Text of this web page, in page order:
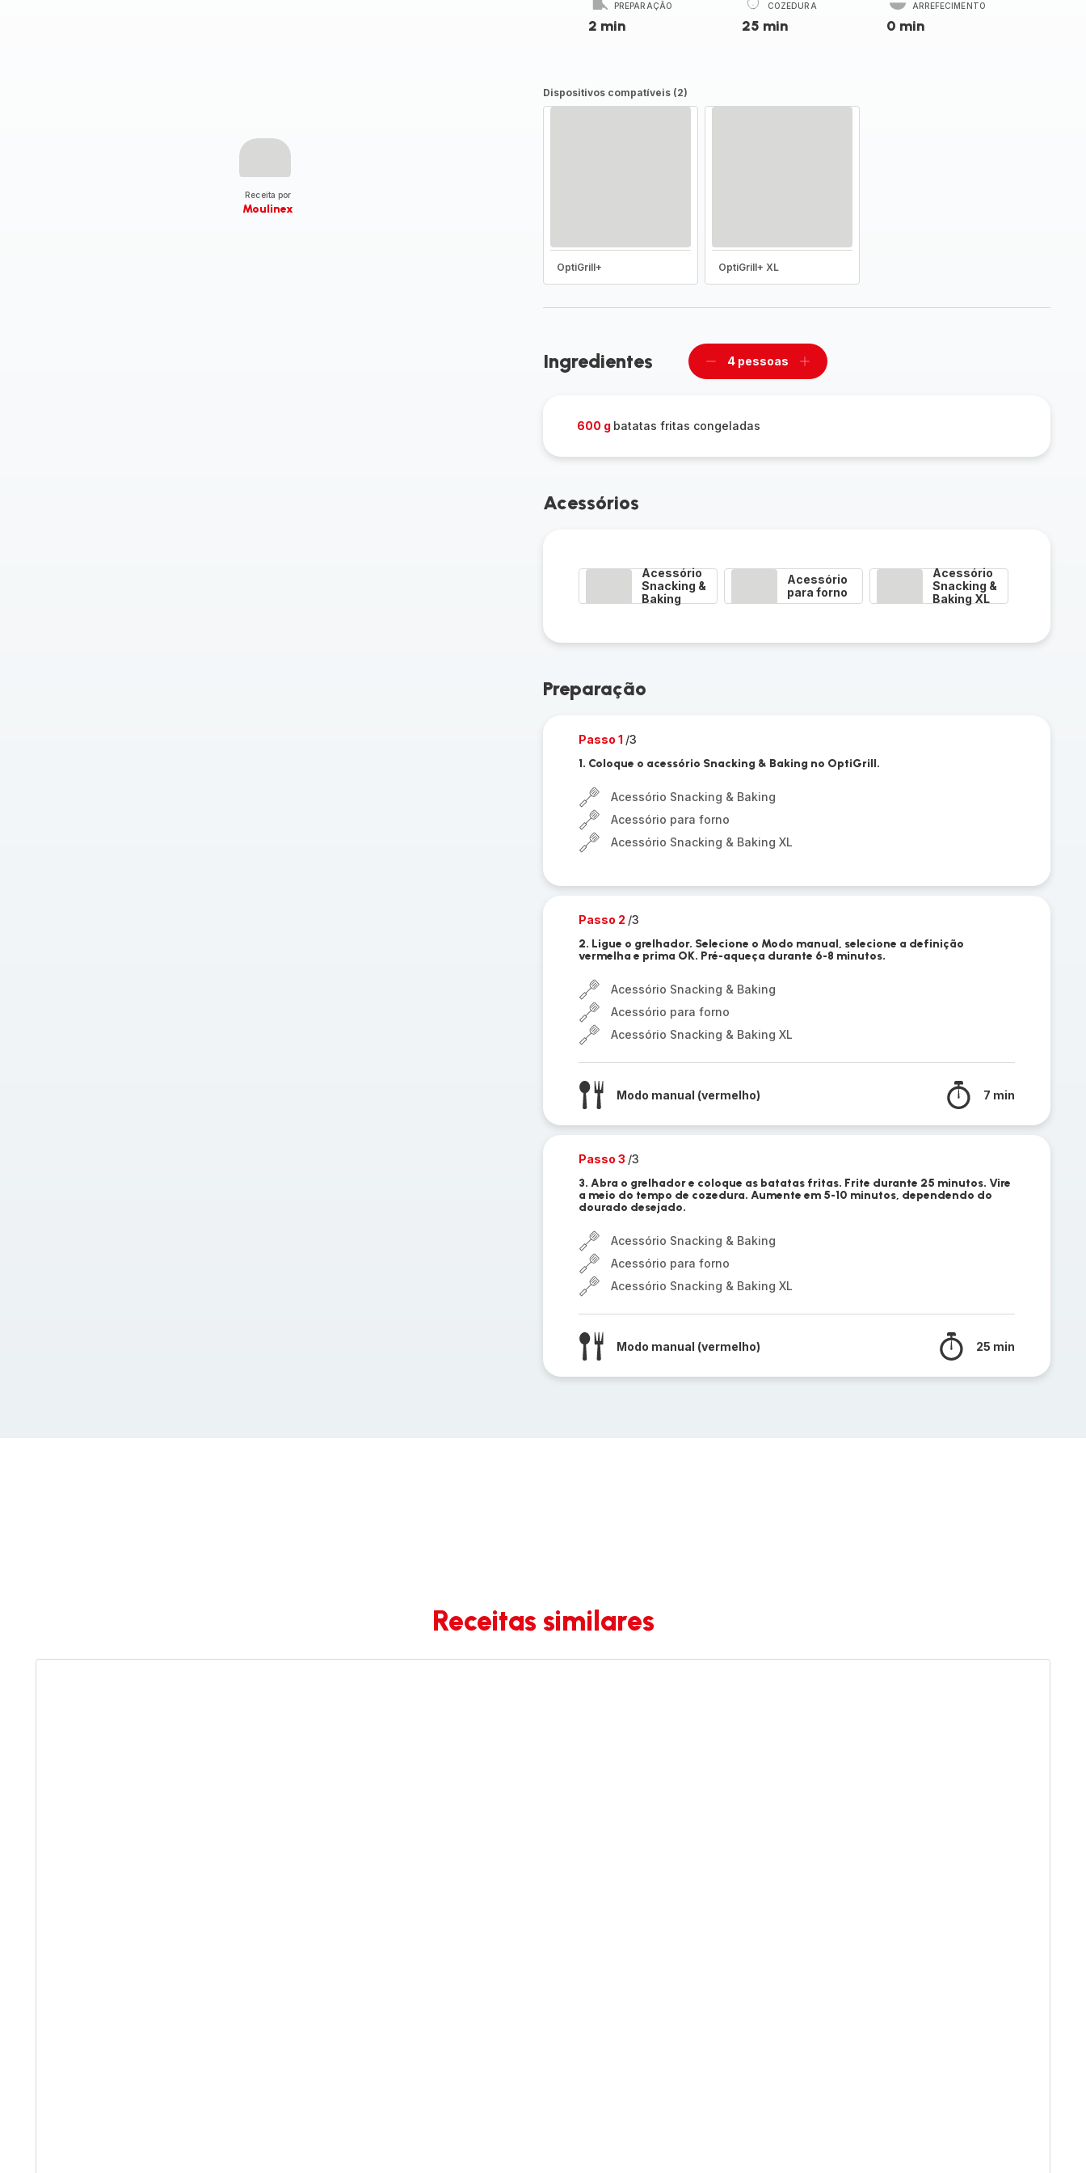
Receita por
Moulinex
PREPARAÇÃO
2 min
COZEDURA
25 min
ARREFECIMENTO
0 min
Dispositivos compatíveis (2)
OptiGrill+ OptiGrill+ XL
Ingredientes
Remover
4 pessoas
Adicionar
600 g batatas fritas congeladas
Acessórios
Acessório
Snacking &
Baking
Acessório
para forno
Acessório
Snacking &
Baking XL
Preparação
Passo 1 /3
1. Coloque o acessório Snacking & Baking no OptiGrill.
Acessório Snacking & Baking
Acessório para forno
Acessório Snacking & Baking XL
Passo 2 /3
2. Ligue o grelhador. Selecione o Modo manual, selecione a definição
vermelha e prima OK. Pré-aqueça durante 6-8 minutos.
Acessório Snacking & Baking
Acessório para forno
Acessório Snacking & Baking XL
Modo manual (vermelho) 7 min
Passo 3 /3
3. Abra o grelhador e coloque as batatas fritas. Frite durante 25 minutos. Vire
a meio do tempo de cozedura. Aumente em 5-10 minutos, dependendo do
dourado desejado.
Acessório Snacking & Baking
Acessório para forno
Acessório Snacking & Baking XL
Modo manual (vermelho) 25 min
Receitas similares